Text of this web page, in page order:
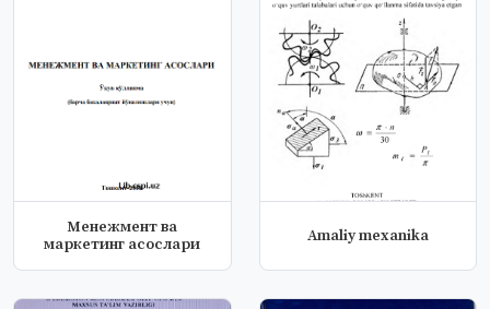
Менежмент ва
маркетинг асослари
Amaliy mexanika